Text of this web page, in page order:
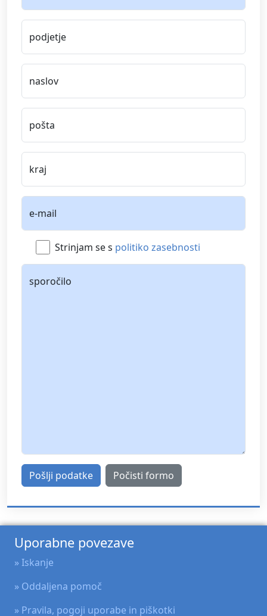
podjetje
naslov
pošta
kraj
e-mail
Strinjam se s politiko zasebnosti
sporočilo
Pošlji podatke Počisti formo
Uporabne povezave
»Iskanje
» Oddaljena pomoč
» Pravila, pogoji uporabe in piškotki